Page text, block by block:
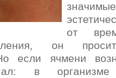
от
он просит
если ячмени
в